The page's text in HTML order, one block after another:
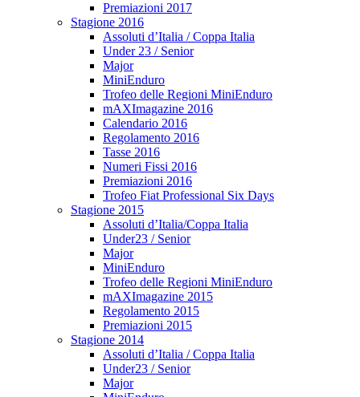
Premiazioni 2017
Stagione 2016
Assoluti d’Italia / Coppa Italia
Under 23 / Senior
Major
MiniEnduro
Trofeo delle Regioni MiniEnduro
mAXImagazine 2016
Calendario 2016
Regolamento 2016
Tasse 2016
Numeri Fissi 2016
Premiazioni 2016
Trofeo Fiat Professional Six Days
Stagione 2015
Assoluti d’Italia/Coppa Italia
Under23 / Senior
Major
MiniEnduro
Trofeo delle Regioni MiniEnduro
mAXImagazine 2015
Regolamento 2015
Premiazioni 2015
Stagione 2014
Assoluti d’Italia / Coppa Italia
Under23 / Senior
Major